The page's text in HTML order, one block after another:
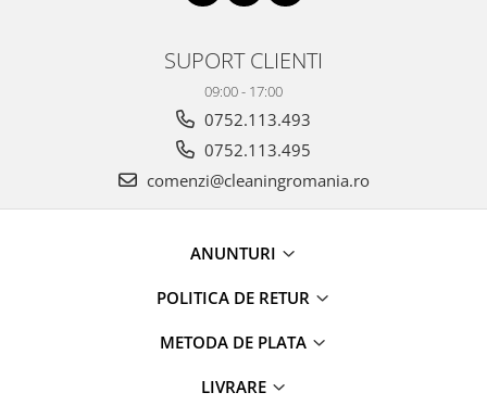
SUPORT CLIENTI
09:00 - 17:00
0752.113.493
0752.113.495
comenzi@cleaningromania.ro
ANUNTURI
POLITICA DE RETUR
METODA DE PLATA
LIVRARE